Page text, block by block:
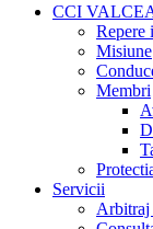
CCI
Repere
Misiune
Membri
Servicii
Arbitraj